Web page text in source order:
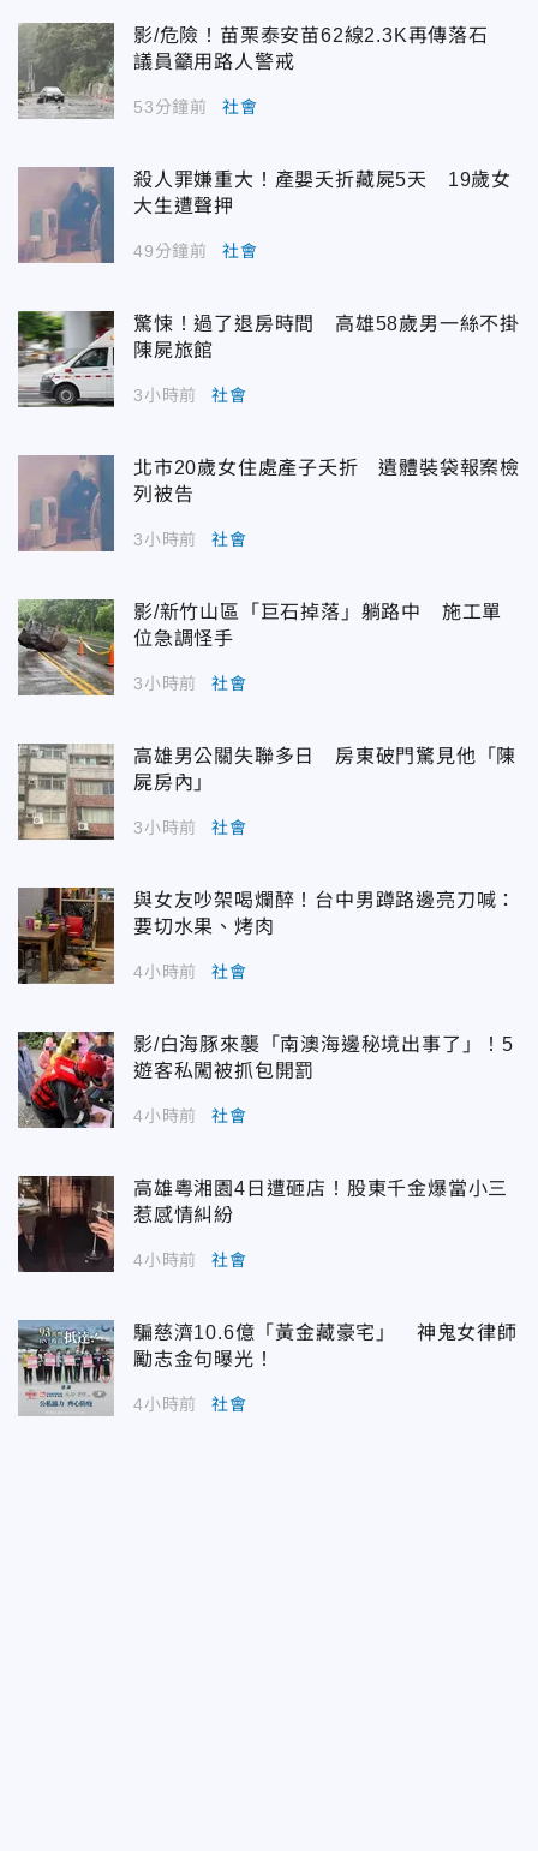
影/危險！苗栗泰安苗62線2.3K再傳落石
議員籲用路人警戒
53分鐘前 社會
殺人罪嫌重大！產嬰夭折藏屍5天 19歲女
大生遭聲押
49分鐘前 社會
驚悚！過了退房時間 高雄58歲男一絲不掛
陳屍旅館
3小時前 社會
北市20歲女住處產子夭折 遺體裝袋報案檢
列被告
3小時前 社會
影/新竹山區「巨石掉落」躺路中 施工單
位急調怪手
3小時前 社會
高雄男公關失聯多日 房東破門驚見他「陳
屍房內」
3小時前 社會
與女友吵架喝爛醉！台中男蹲路邊亮刀喊：
要切水果、烤肉
4小時前 社會
影/白海豚來襲「南澳海邊秘境出事了」！5
遊客私闖被抓包開罰
4小時前 社會
高雄粵湘園4日遭砸店！股東千金爆當小三
惹感情糾紛
4小時前 社會
騙慈濟10.6億「黃金藏豪宅」 神鬼女律師
勵志金句曝光！
4小時前 社會